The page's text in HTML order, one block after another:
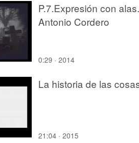
RENTA DE LAS
PERSONAS FÍSICAS
P.7.Expresión con alas.
Antonio Cordero
0:29 · 2014
La historia de las
21:04 · 2015